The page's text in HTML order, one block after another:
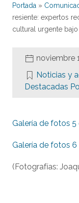
Portada »
resiente: expertos
cultural urgente
noviembre
Noticias y
Destacadas
Galería de fotos
Galería de fotos
(Fotografías: